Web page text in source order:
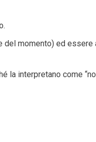
momento) ed essere
interpretano come